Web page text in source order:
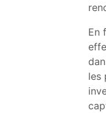
En
les